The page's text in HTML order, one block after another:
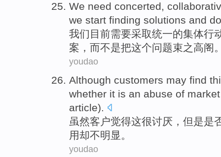
We need concerted,
we start finding solutions and
我们 目前需要采取统一的集体行
案 ，而不是把这个问题束之高阁
youdao
Although customers may find
whether it is an abuse of market
article).
虽然客户觉得这很讨厌 ，但是是
用却不明显。
youdao